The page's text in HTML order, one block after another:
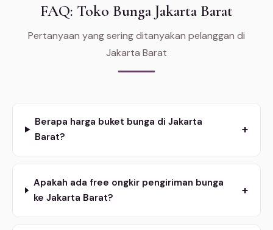
FAQ: Toko Bunga Jakarta Barat
Pertanyaan yang sering ditanyakan pelanggan di
Jakarta Barat
Berapa harga buket bunga di Jakarta
Barat?
+
Apakah ada free ongkir pengiriman bunga
ke Jakarta Barat?
+